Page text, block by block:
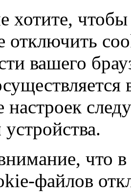
хотите,
вашего
что в
файлов